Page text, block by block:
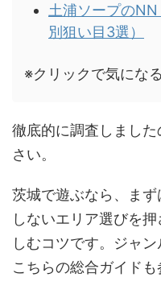
土浦ソープの
別狙い目3選）
※クリックで気にな
徹底的に調査しまし
さい。
茨城で遊ぶなら、ま
しないエリア選びを
しむコツです。ジャ
こちらの総合ガイドも